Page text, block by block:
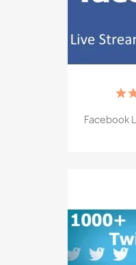
Facebook